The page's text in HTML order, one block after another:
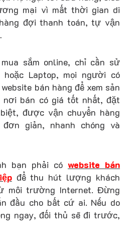
mại vì mất thời gian di
đợi thanh toán, tự vận
sắm online, chỉ cần sử
hoặc Laptop, mọi người có
bán hàng để xem sản
nơi bán có giá tốt nhất, đặt
được vận chuyển hàng
giản, nhanh chóng và
bạn phải có website bán
để thu hút lượng khách
môi trường Internet. Đừng
đầu cho bất cứ ai. Nếu do
ngay, đối thủ sẽ đi trước,